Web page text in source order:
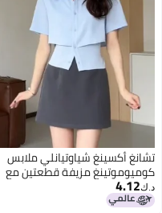
تشانغ أكسينغ شياوتيانلي ملابس
كوميوموتينغ مزيفة قطعتين مع
ربط الخصر وقميص قصير نحيل
متعدد الاستخدامات
د.ك‏4.12